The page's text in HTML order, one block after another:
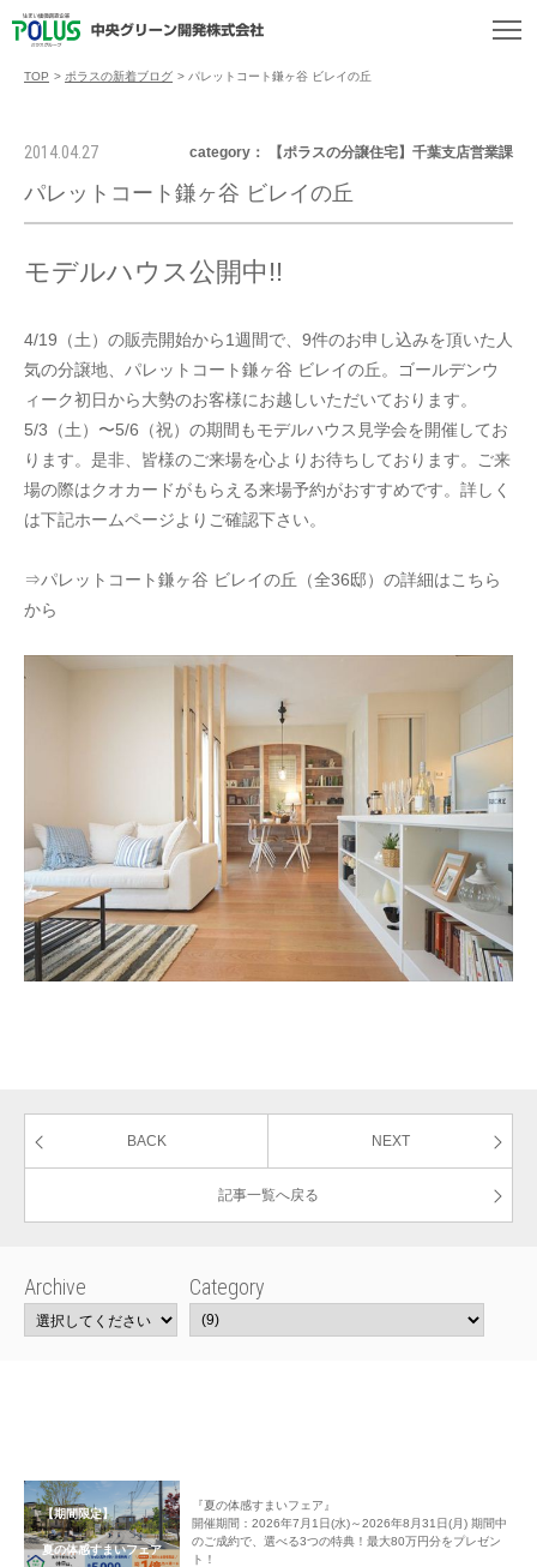
TOP > ポラスの新着ブログ > パレットコート鎌ヶ谷 ビレイの丘
2014.04.27 category： 【ポラスの分譲住宅】千葉支店営業課
パレットコート鎌ヶ谷 ビレイの丘
モデルハウス公開中!!
4/19（土）の販売開始から1週間で、9件のお申し込みを頂いた人
気の分譲地、パレットコート鎌ヶ谷 ビレイの丘。ゴールデンウ
ィーク初日から大勢のお客様にお越しいただいております。
5/3（土）〜5/6（祝）の期間もモデルハウス見学会を開催してお
ります。是非、皆様のご来場を心よりお待ちしております。ご来
場の際はクオカードがもらえる来場予約がおすすめです。詳しく
は下記ホームページよりご確認下さい。
⇒パレットコート鎌ヶ谷 ビレイの丘（全36邸）の詳細はこちら
から
BACK NEXT
記事一覧へ戻る
Archive Category
【期間限定】
夏の体感すまいフェア
『夏の体感すまいフェア』
開催期間：2026年7月1日(水)～2026年8月31日(月) 期間中
のご成約で、選べる3つの特典！最大80万円分をプレゼン
ト！